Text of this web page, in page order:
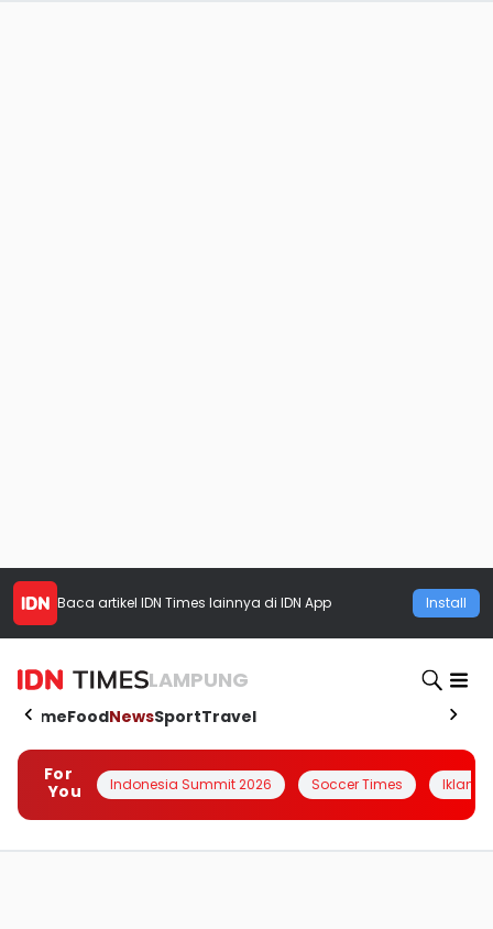
Baca artikel IDN Times lainnya di IDN App Install
LAMPUNG
HomeFoodNewsSportTravel
For
You
Indonesia Summit 2026 Soccer Times Iklanin